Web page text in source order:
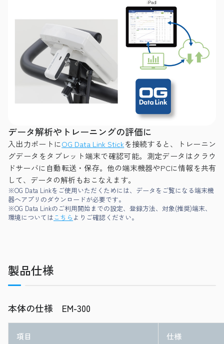
データ解析やトレーニングの評価に
入出力ポートにOG Data Link Stickを接続すると、トレーニン
グデータをタブレット端末で確認可能。測定データはクラウ
ドサーバに自動転送・保存。他の端末機器やPCに情報を共有
して、データの解析もおこなえます。
※OG Data Linkをご使用いただくためには、データをご覧になる端末機
器へアプリのダウンロードが必要です。
※OG Data Linkのご利用開始までの設定、登録方法、対象(推奨)端末、
環境についてはこちら よりご確認ください。
製品仕様
本体の仕様 EM-300
項目 仕様